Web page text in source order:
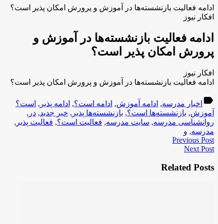
ادامه فعالیت بازنشسته‌ها در آموزش و پرورش امکان پذیر است؟
افکار نیوز
ادامه فعالیت بازنشسته‌ها در آموزش و
پرورش امکان پذیر است؟
افکار نیوز
ادامه فعالیت بازنشسته‌ها در آموزش و پرورش امکان پذیر است؟
label اخبار مدرسه, ادامه آموزش, ادامه است؟, ادامه پذیر , است؟
آموزش, بازنشسته‌ها است؟, بازنشسته‌ها پذیر , خبر جدید, در ,
روانشناسی مدرسه, سایت مدرسه, فعالیت است؟, فعالیت پذیر ,
مدرسه, و
Previous Post
Next Post
Related Posts